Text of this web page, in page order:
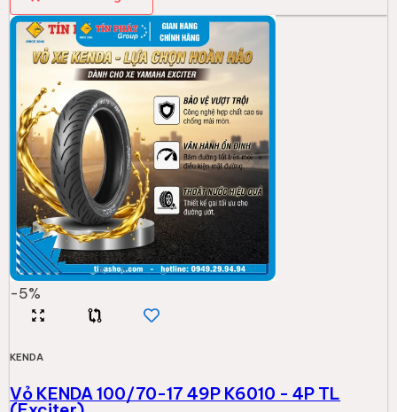
-5%
KENDA
Vỏ KENDA 100/70-17 49P K6010 - 4P TL